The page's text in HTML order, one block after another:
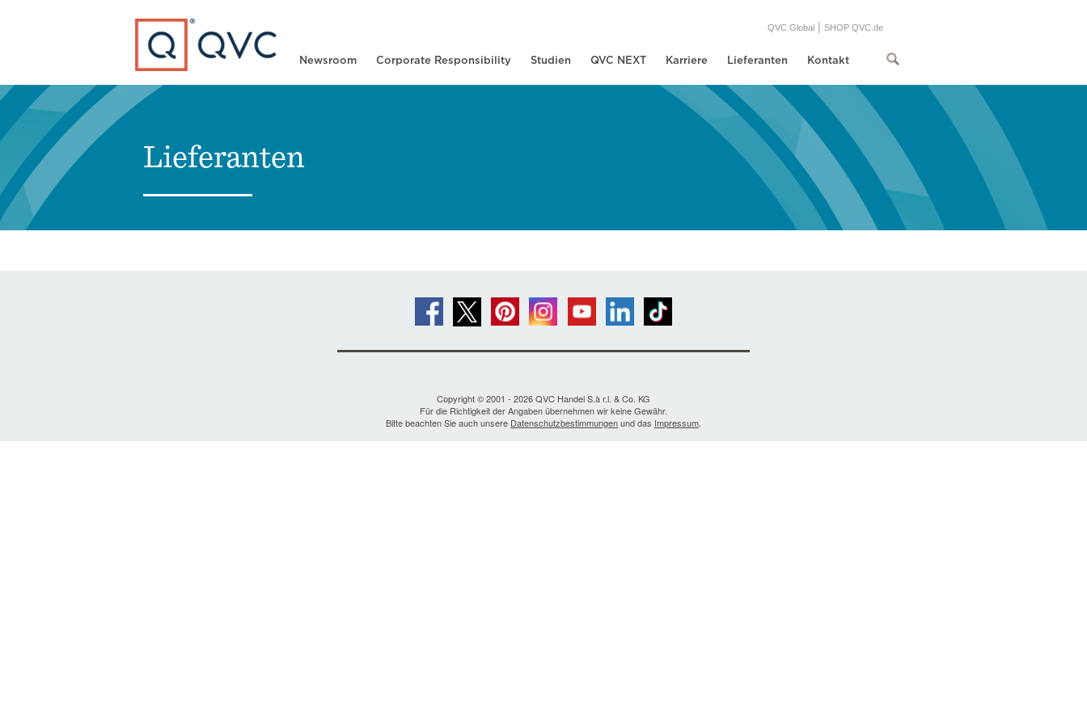
Newsroom Corporate Responsibility Studien QVC NEXT Karriere Lieferanten Kontakt
QVC Global | SHOP QVC.de
Type to search
Lieferanten
Copyright © 2001 - 2026 QVC Handel S.à r.l. & Co. KG
Für die Richtigkeit der Angaben übernehmen wir keine Gewähr.
Bitte beachten Sie auch unsere Datenschutzbestimmungenund das Impressum.